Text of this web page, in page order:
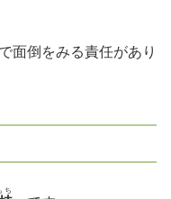
面倒をみる責任があり
ち